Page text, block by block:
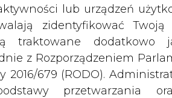
ZMIANY KADROWE
lub urządzeń
zidentyfikować Twoją
traktowane dodatkowo
z Rozporządzeniem
2016/679 (RODO).
przetwarzania